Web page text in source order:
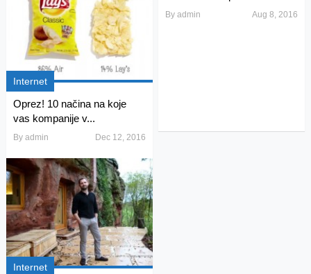
Internet
Oprez! 10 načina na koje
vas kompanije v...
By admin Dec 12, 2016
Byadmin Aug 8, 2016
Internet